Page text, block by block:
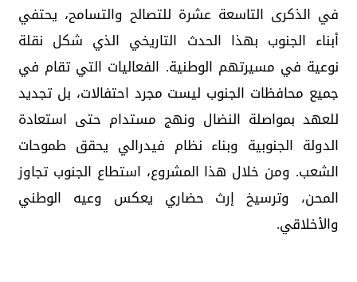
في الذكرى التاسعة عشرة للتصالح والتسامح، يحتفي
أبناء الجنوب بهذا الحدث التاريخي الذي شكل نقلة
نوعية في مسيرتهم الوطنية. الفعاليات التي تقام في
جميع محافظات الجنوب ليست مجرد احتفالات، بل تجديد
للعهد بمواصلة النضال ونهج مستدام حتى استعادة
الدولة الجنوبية وبناء نظام فيدرالي يحقق طموحات
الشعب. ومن خلال هذا المشروع، استطاع الجنوب تجاوز
المحن، وترسيخ إرث حضاري يعكس وعيه الوطني
والأخلاقي.